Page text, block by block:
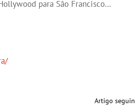
para São Francisco…
Artigo